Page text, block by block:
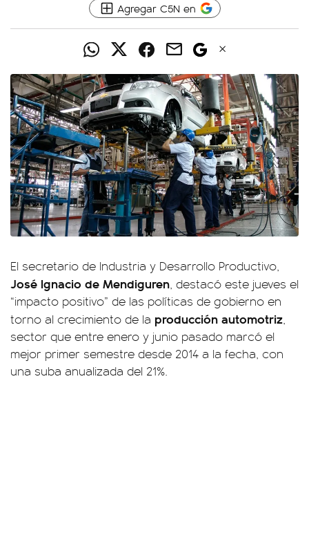
Agregar C5N en
El secretario de Industria y Desarrollo Productivo,
José Ignacio de Mendiguren, destacó este jueves el
“impacto positivo” de las políticas de gobierno en
torno al crecimiento de la producción automotriz,
sector que entre enero y junio pasado marcó el
mejor primer semestre desde 2014 a la fecha, con
una suba anualizada del 21%.